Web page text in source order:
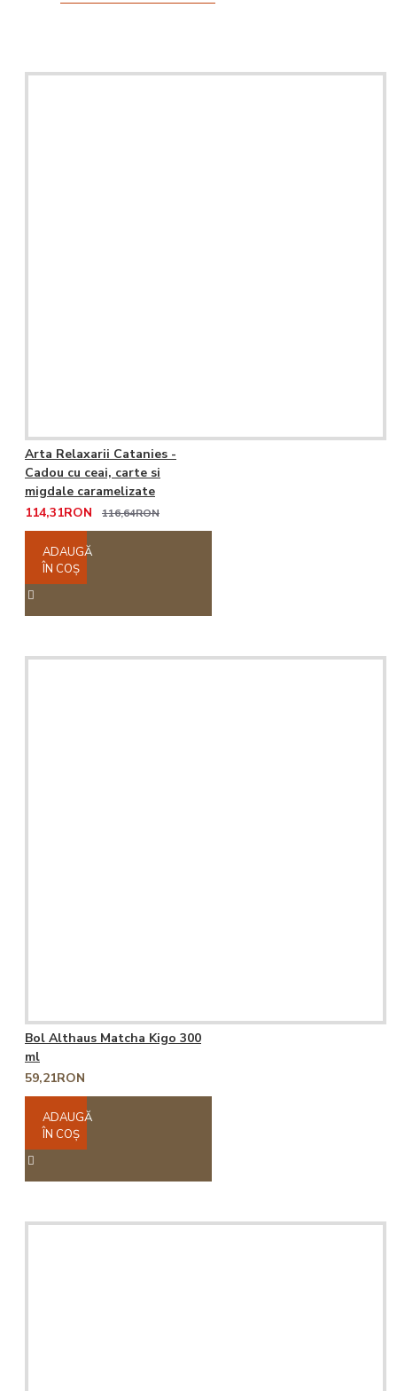
Arta Relaxarii Catanies -
Cadou cu ceai, carte si
migdale caramelizate
114,31RON
116,64RON
ADAUGĂ
ÎN COŞ
Bol Althaus Matcha Kigo 300
ml
59,21RON
ADAUGĂ
ÎN COŞ